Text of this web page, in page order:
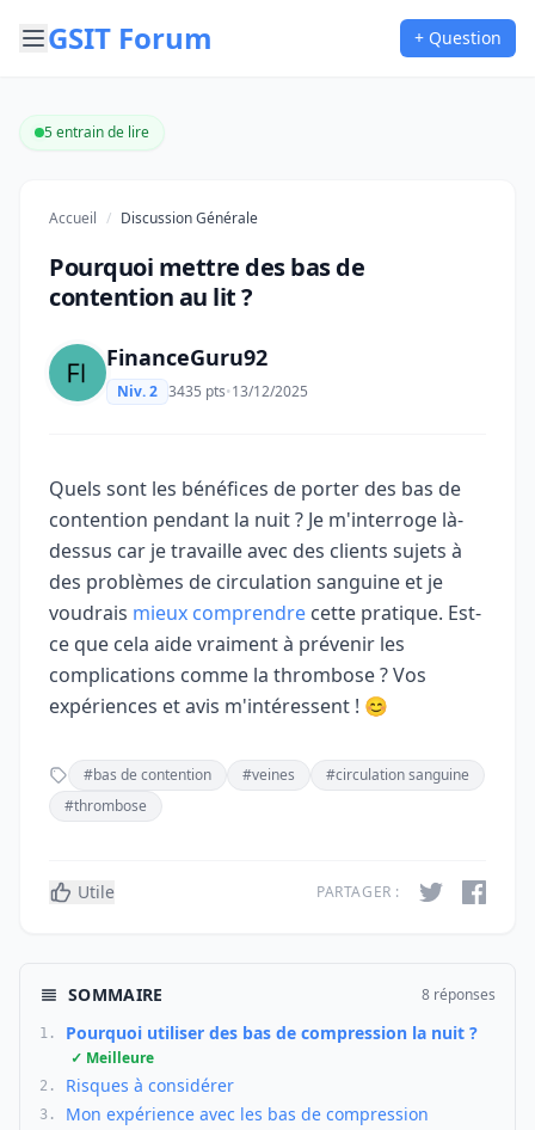
GSIT Forum + Question
5 entrain de lire
Accueil / Discussion Générale
Pourquoi mettre des bas de
contention au lit ?
FinanceGuru92
Niv. 2 3435 pts•13/12/2025
Quels sont les bénéfices de porter des bas de
contention pendant la nuit ? Je m'interroge là-
dessus car je travaille avec des clients sujets à
des problèmes de circulation sanguine et je
voudrais mieux comprendre cette pratique. Est-
ce que cela aide vraiment à prévenir les
complications comme la thrombose ? Vos
expériences et avis m'intéressent ! 😊
#bas de contention #veines
#circulation sanguine
#thrombose
Utile PARTAGER :
SOMMAIRE 8 réponses
1. Pourquoi utiliser des bas de compression la nuit ?
✓ Meilleure
2. Risques à considérer
3. Mon expérience avec les bas de compression